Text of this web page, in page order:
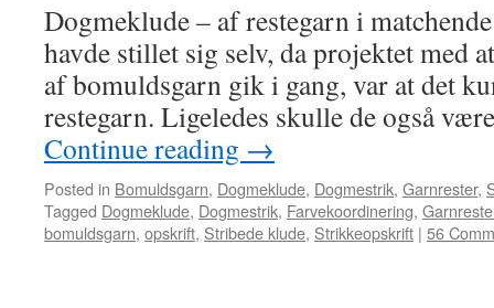
Dogmeklude – af restegarn i
havde stillet sig selv, da projektet med
af bomuldsgarn gik i gang, var at det
restegarn. Ligeledes skulle de også
Continue reading →
Posted in Bomuldsgarn, Dogmeklude, Dogmestrik, Garnrester,
Tagged Dogmeklude, Dogmestrik, Farvekoordinering,
bomuldsgarn, opskrift, Stribede klude, Strikkeopskrift | 56